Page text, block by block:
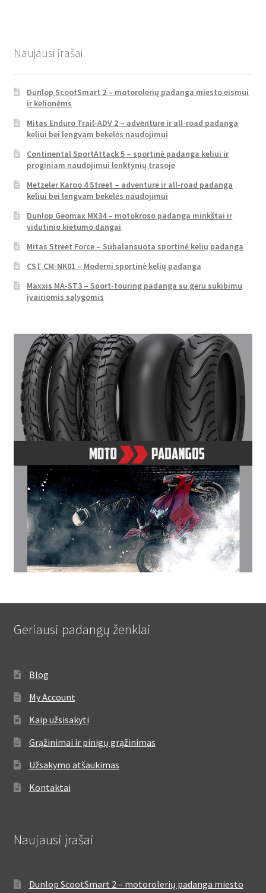
Naujausi įrašai
Dunlop ScootSmart 2 – motorolerių padanga miesto eismui
ir kelionėms
Mitas Enduro Trail-ADV 2 – adventure ir all-road padanga
keliui bei lengvam bekelės naudojimui
Continental SportAttack 5 – sportinė padanga keliui ir
proginiam naudojimui lenktynių trasoje
Metzeler Karoo 4 Street – adventure ir all-road padanga
keliui bei lengvam bekelės naudojimui
Dunlop Geomax MX34 – motokroso padanga minkštai ir
vidutinio kietumo dangai
Mitas Street Force – Subalansuota sportinė kelių padanga
CST CM-NK01 – Moderni sportinė kelių padanga
Maxxis MA-ST3 – Sport-touring padanga su geru sukibimu
įvairiomis sąlygomis
Geriausi padangų ženklai
Blog
My Account
Kaip užsisakyti
Grąžinimai ir pinigų grąžinimas
Užsakymo atšaukimas
Kontaktai
Naujausi įrašai
Dunlop ScootSmart 2 – motorolerių padanga miesto